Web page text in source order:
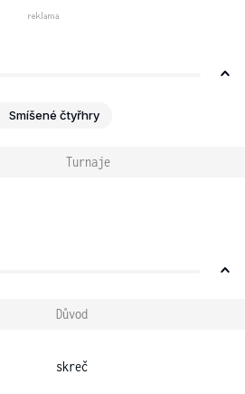
Smíšené čtyřhry
Turnaje
Důvod
skreč